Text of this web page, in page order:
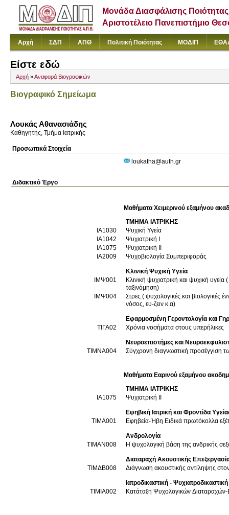
Μονάδα Διασφάλισης Ποιότητας
Αριστοτέλειο Πανεπιστήμιο
Αρχή ΣΔΠ ΑΠΘ Πολιτική Ποιότητας ΜΟΔΙΠ
Είστε εδώ
Αρχή »Αναφορά Βιογραφικών
Βιογραφικό Σημείωμα
Λουκάς Αθανασιάδης
Καθηγητής, Τμήμα Ιατρικής
Προσωπικά Στοιχεία
loukatha@auth.gr
Διδακτικό Έργο
Μαθήματα Χειμερινού εξαμήνου
ΤΜΗΜΑ ΙΑΤΡΙΚΗΣ
ΙΑ1030
Ψυχική Υγεία
ΙΑ1042
Ψυχιατρική I
ΙΑ1075
Ψυχιατρική II
ΙΑ2009
Ψυχοβιολογία Συμπεριφοράς
Κλινική Ψυχική Υγεία
ΙΜΨ001
Κλινική ψυχιατρική και ψυχική
ταξινόμηση)
ΙΜΨ004
Στρες ( ψυχολογικές και βιολογικές
νόσος, ευ-ζειν κ.α)
Εφαρμοσμένη Γεροντολογία και
ΤΙΓΑ02
Χρόνια νοσήματα στους υπερήλικες
Νευροεπιστήμες και
ΤΙΜΝΑ004
Σύγχρονη διαγνωστική προσέγγιση
Μαθήματα Εαρινού εξαμήνου
ΤΜΗΜΑ ΙΑΤΡΙΚΗΣ
ΙΑ1075
Ψυχιατρική II
Εφηβική Ιατρική και Φροντίδα
ΤΙΜΑ001
Εφηβεία-Ήβη Ειδικά πρωτόκολλα
Ανδρολογία
ΤΙΜΑΝ008
Η ψυχολογική βάση της ανδρικής
Διαταραχή Ακουστικής
ΤΙΜΔΒ008
Διάγνωση ακουστικής αντίληψης
Ιατροδικαστική - Ψυχιατροδικαστική
ΤΙΜΙΑ002
Κατάταξη Ψυχολογικών Διαταραχών-